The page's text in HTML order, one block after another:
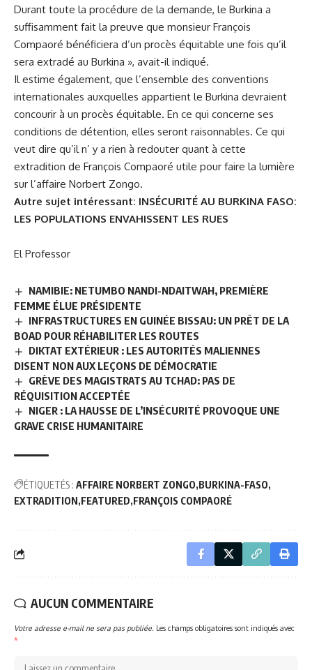
Durant toute la procédure de la demande, le Burkina a
suffisamment fait la preuve que monsieur François
Compaoré bénéficiera d’un procès équitable une fois qu’il
sera extradé au Burkina », avait-il indiqué.
Il estime également, que l’ensemble des conventions
internationales auxquelles appartient le Burkina devraient
concourir à un procès équitable. En ce qui concerne ses
conditions de détention, elles seront raisonnables. Ce qui
veut dire qu’il n’ y a rien à redouter quant à cette
extradition de François Compaoré utile pour faire la lumière
sur l’affaire Norbert Zongo.
Autre sujet intéressant: INSÉCURITÉ AU BURKINA FASO:
LES POPULATIONS ENVAHISSENT LES RUES
El Professor
NAMIBIE: NETUMBO NANDI-NDAITWAH, PREMIÈRE
FEMME ÉLUE PRÉSIDENTE
INFRASTRUCTURES EN GUINÉE BISSAU: UN PRÊT DE LA
BOAD POUR RÉHABILITER LES ROUTES
DIKTAT EXTÉRIEUR : LES AUTORITÉS MALIENNES
DISENT NON AUX LEÇONS DE DÉMOCRATIE
GRÈVE DES MAGISTRATS AU TCHAD: PAS DE
RÉQUISITION ACCEPTÉE
NIGER : LA HAUSSE DE L’INSÉCURITÉ PROVOQUE UNE
GRAVE CRISE HUMANITAIRE
ÉTIQUETÉS : AFFAIRE NORBERT ZONGO BURKINA-FASO
EXTRADITION FEATURED FRANÇOIS COMPAORÉ
AUCUN COMMENTAIRE
Votre adresse e-mail ne sera pas publiée. Les champs obligatoires sont indiqués avec
*